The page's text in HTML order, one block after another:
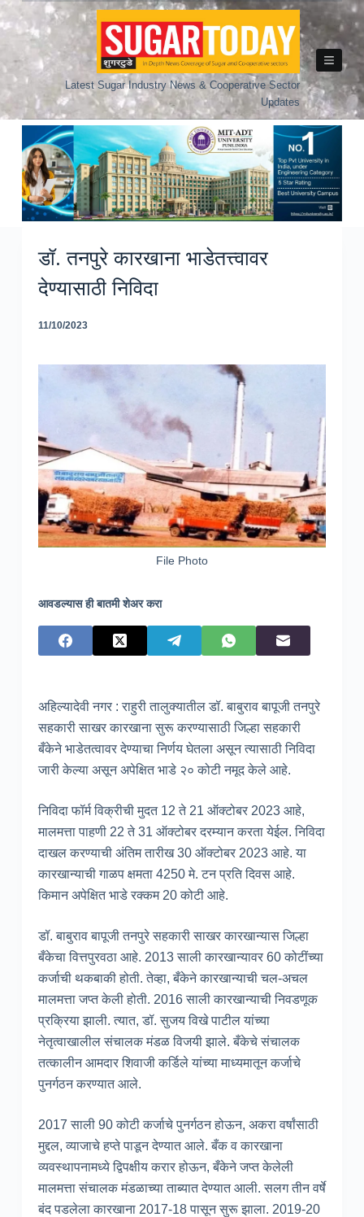
Skip
to
Latest Sugar Industry News & Cooperative Sector
Updates
डॉ. तनपुरे कारखाना भाडेतत्त्वावर
देण्यासाठी निविदा
11/10/2023
File Photo
आवडल्यास ही बातमी शेअर करा
अहिल्यादेवी नगर : राहुरी तालुक्यातील डॉ. बाबुराव बापूजी तनपुरे
सहकारी साखर कारखाना सुरू करण्यासाठी जिल्हा सहकारी
बँकेने भाडेतत्वावर देण्याचा निर्णय घेतला असून त्यासाठी निविदा
जारी केल्या असून अपेक्षित भाडे २० कोटी नमूद केले आहे.
निविदा फॉर्म विक्रीची मुदत 12 ते 21 ऑक्टोबर 2023 आहे,
मालमत्ता पाहणी 22 ते 31 ऑक्टोबर दरम्यान करता येईल. निविदा
दाखल करण्याची अंतिम तारीख 30 ऑक्टोबर 2023 आहे. या
कारखान्याची गाळप क्षमता 4250 मे. टन प्रति दिवस आहे.
किमान अपेक्षित भाडे रक्कम 20 कोटी आहे.
डॉ. बाबुराव बापूजी तनपुरे सहकारी साखर कारखान्यास जिल्हा
बँकेचा वित्तपुरवठा आहे. 2013 साली कारखान्यावर 60 कोटींच्या
कर्जाची थकबाकी होती. तेव्हा, बँकेने कारखान्याची चल-अचल
मालमत्ता जप्त केली होती. 2016 साली कारखान्याची निवडणूक
प्रक्रिया झाली. त्यात, डॉ. सुजय विखे पाटील यांच्या
नेतृत्वाखालील संचालक मंडळ विजयी झाले. बँकेचे संचालक
तत्कालीन आमदार शिवाजी कर्डिले यांच्या माध्यमातून कर्जाचे
पुनर्गठन करण्यात आले.
2017 साली 90 कोटी कर्जाचे पुनर्गठन होऊन, अकरा वर्षांसाठी
मुद्दल, व्याजाचे हप्ते पाडून देण्यात आले. बँक व कारखाना
व्यवस्थापनामध्ये द्विपक्षीय करार होऊन, बँकेने जप्त केलेली
मालमत्ता संचालक मंडळाच्या ताब्यात देण्यात आली. सलग तीन वर्षे
बंद पडलेला कारखाना 2017-18 पासून सुरू झाला. 2019-20